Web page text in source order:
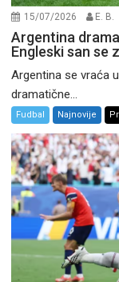
15/07/2026 E. B.
Argentina
Engleski san se
Argentina se vraća
dramatične...
Fudbal Najnovije